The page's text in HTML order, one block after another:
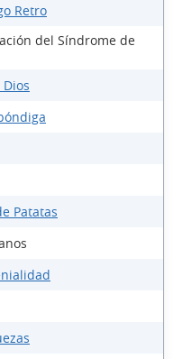
Retro
del Síndrome de
Patatas